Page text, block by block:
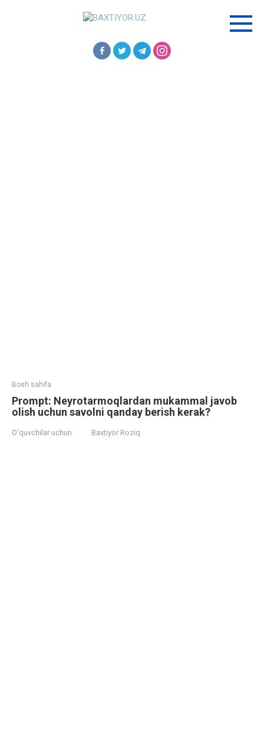
Bosh sahifa
Prompt: Neyrotarmoqlardan mukammal javob
olish uchun savolni qanday berish kerak?
O‘quvchilar uchun Baxtiyor Roziq